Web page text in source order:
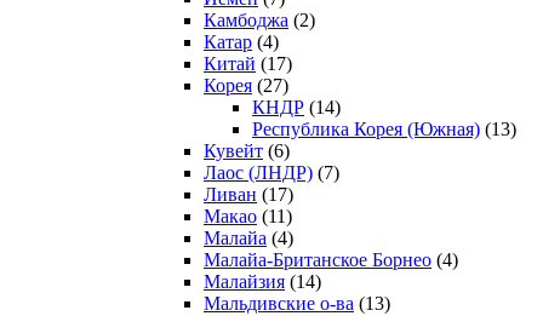
Камбоджа (2)
Катар (4)
Китай (17)
Корея (27)
КНДР (14)
Республика Корея (Южная) (13)
Кувейт (6)
Лаос (ЛНДР) (7)
Ливан (17)
Макао (11)
Малайа (4)
Малайа-Британское Борнео (4)
Малайзия (14)
Мальдивские о-ва (13)